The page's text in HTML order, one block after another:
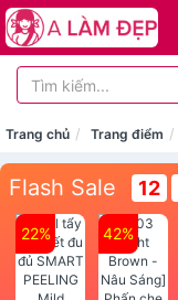
Trang chủ Trang điểm
Flash Sale 12
22% 42%